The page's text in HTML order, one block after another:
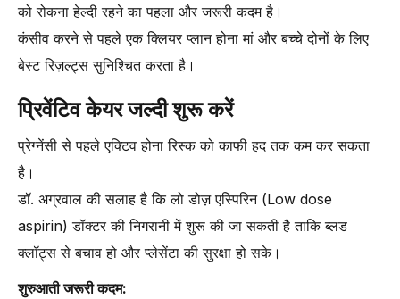
को रोकना हेल्दी रहने का पहला और जरूरी कदम है।
कंसीव करने से पहले एक क्लियर प्लान होना मां और बच्चे दोनों के लिए
बेस्ट रिज़ल्ट्स सुनिश्चित करता है।
प्रिवेंटिव केयर जल्दी शुरू करें
प्रेग्नेंसी से पहले एक्टिव होना रिस्क को काफी हद तक कम कर सकता
है।
डॉ. अग्रवाल की सलाह है कि लो डोज़ एस्पिरिन (Low dose
aspirin) डॉक्टर की निगरानी में शुरू की जा सकती है ताकि ब्लड
क्लॉट्स से बचाव हो और प्लेसेंटा की सुरक्षा हो सके।
शुरुआती जरूरी कदम: